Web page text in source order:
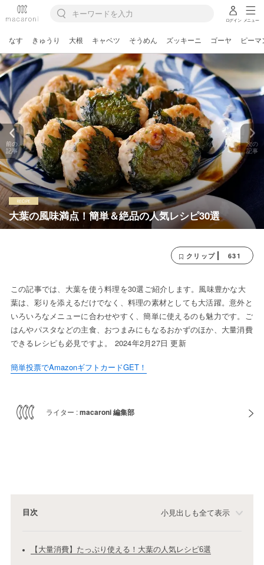
ログイン メニュー
なす きゅうり 大根 キャベツ そうめん ズッキーニ ゴーヤ ピーマ
大葉の風味満点！簡単＆絶品の人気レシピ30選
前の
記事
次の
記事
クリップ 631
この記事では、大葉を使う料理を30選ご紹介します。風味豊かな大
葉は、彩りを添えるだけでなく、料理の素材としても大活躍。意外と
いろいろなメニューに合わせやすく、簡単に使えるのも魅力です。ご
はんやパスタなどの主食、おつまみにもなるおかずのほか、大量消費
できるレシピも必見ですよ。 2024年2月27日 更新
簡単投票でAmazonギフトカードGET！
ライター :macaroni 編集部
目次 小見出しも全て表示
【大量消費】たっぷり使える！大葉の人気レシピ6選